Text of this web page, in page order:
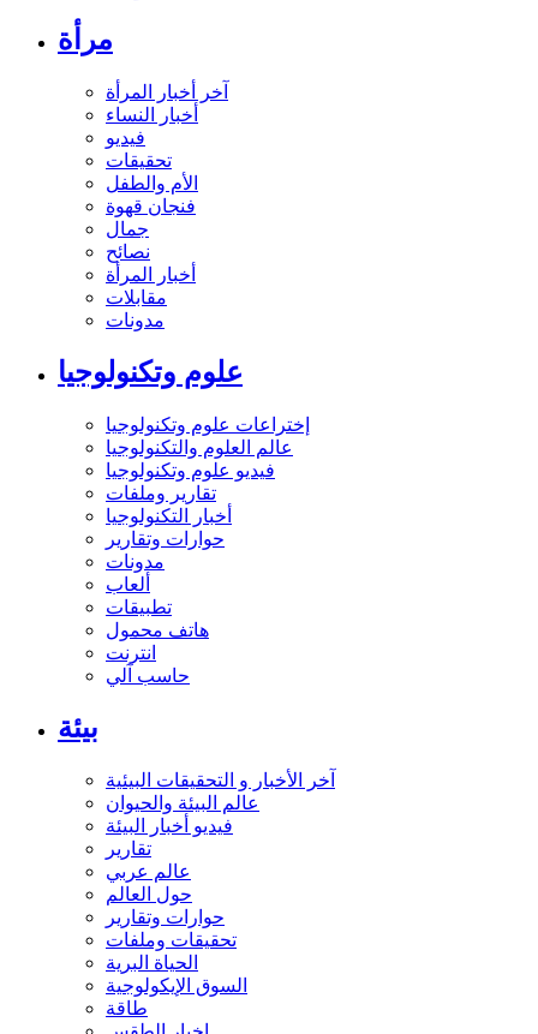
مرأة
آخر أخبار المرأة
أخبار النساء
فيديو
تحقيقات
الأم والطفل
فنجان قهوة
جمال
نصائح
أخبار المرأة
مقابلات
مدونات
علوم وتكنولوجيا
إختراعات علوم وتكنولوجيا
عالم العلوم والتكنولوجيا
فيديو علوم وتكنولوجيا
تقارير وملفات
أخبار التكنولوجيا
حوارات وتقارير
مدونات
ألعاب
تطبيقات
هاتف محمول
انترنت
حاسب آلي
بيئة
آخر الأخبار و التحقيقات البيئية
عالم البيئة والحيوان
فيديو أخبار البيئة
تقارير
عالم عربي
حول العالم
حوارات وتقارير
تحقيقات وملفات
الحياة البرية
السوق الإيكولوجية
طاقة